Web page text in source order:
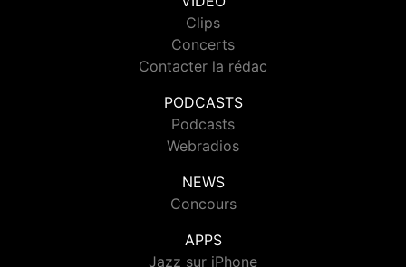
Clips
Concerts
Contacter la rédac
PODCASTS
Podcasts
Webradios
NEWS
Concours
APPS
Jazz sur iPhone